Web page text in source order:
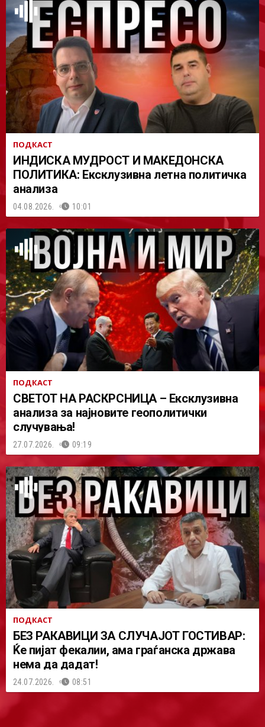
АСТ
ПОДКАСТ
ИНДИСКА МУДРОСТ И МАКЕДОНСКА
ПОЛИТИКА: Ексклузивна летна политичка
анализа
04.08.2026. 10:01
ПОДКАСТ
СВЕТОТ НА РАСКРСНИЦА – Ексклузивна
анализа за најновите геополитички
случувања!
27.07.2026. 09:19
ПОДКАСТ
БЕЗ РАКАВИЦИ ЗА СЛУЧАЈОТ ГОСТИВАР:
Ќе пијат фекалии, ама граѓанска држава
нема да дадат!
24.07.2026. 08:51